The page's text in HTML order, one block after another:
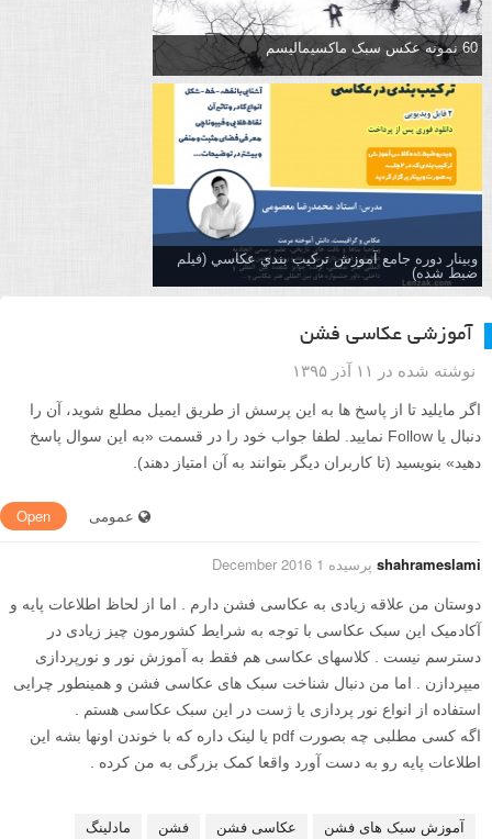
60 نمونه عکس سبک ماکسیمالیسم
وبینار دوره جامع آموزش تركيب بندي عكاسي (فیلم
ضبط شده)
آموزشی عکاسی فشن
نوشته شده در ۱۱ آذر ۱۳۹۵
اگر مایلید تا از پاسخ ها به این پرسش از طریق ایمیل مطلع شوید، آن را
دنبال یا Follow نمایید. لطفا جواب خود را در قسمت «به این سوال پاسخ
دهید» بنویسید (تا کاربران دیگر بتوانند به آن امتیاز دهند).
Open عمومی
shahrameslami پرسیده 1 December 2016
دوستان من علاقه زیادی به عکاسی فشن دارم . اما از لحاظ اطلاعات پایه و
آکادمیک این سبک عکاسی با توجه به شرایط کشورمون چیز زیادی در
دسترسم نیست . کلاسهای عکاسی هم فقط به آموزش نور و نورپردازی
میپردازن . اما من دنبال شناخت سبک های عکاسی فشن و همینطور چرایی
استفاده از انواع نور پردازی یا ژست در این سبک عکاسی هستم .
اگه کسی مطلبی چه بصورت pdf یا لینک داره که با خوندن اونها بشه این
اطلاعات پایه رو به دست آورد واقعا کمک بزرگی به من کرده .
آموزش سبک های فشن عکاسی فشن فشن مادلینگ